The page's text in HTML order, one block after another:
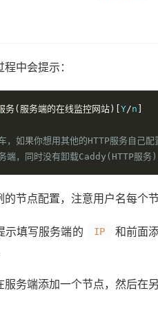
中会提示：
务(服务端的在线监控网站)[ Y/n
，如果你想用其他的HTTP服务自己配
端，同时没有卸载Caddy(HTTP服务
节点配置，注意用户名每个
示填写服务端的 IP
和前面
务端添加一个节点，然后在